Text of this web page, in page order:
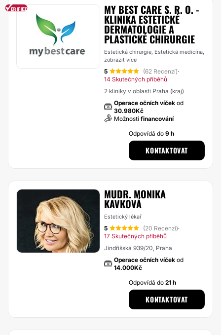
MY BEST CARE S. R. O. -
KLINIKA ESTETICKÉ
DERMATOLOGIE A
PLASTICKÉ CHIRURGIE
Estetická chirurgie, Estetická medicína,
zobrazit více
5 (62 Recenzí)·
14 Skutečných příběhů
2 kliniky v oblasti Praha (kraj)
Operace očních víček od
30.980Kč
Možnosti financování
Odpovídá do9 h
KONTAKTOVAT
MUDR. MONIKA
KAVKOVÁ
Estetický lékař
5 (20 Recenzí)·
17 Skutečných příběhů
Jindřišská 939/20, Praha
Operace očních víček od
14.000Kč
Odpovídá do21 h
KONTAKTOVAT